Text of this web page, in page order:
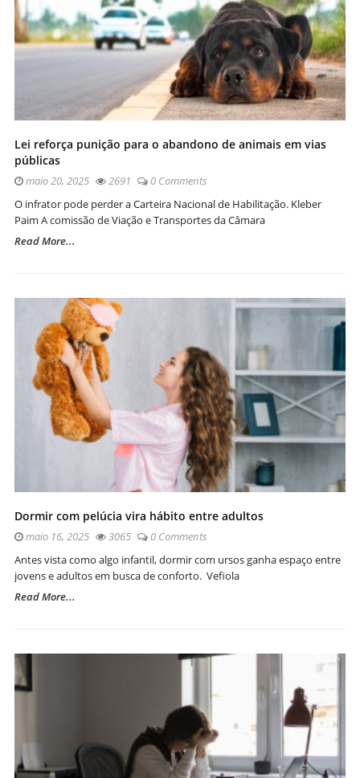
Lei reforça punição para o abandono de animais em vias
públicas
maio 20, 2025 2691
0 Comments
O infrator pode perder a Carteira Nacional de Habilitação. Kleber
Paim A comissão de Viação e Transportes da Câmara
Read More...
Dormir com pelúcia vira hábito entre adultos
maio 16, 2025 3065
0 Comments
Antes vista como algo infantil, dormir com ursos ganha espaço entre
jovens e adultos em busca de conforto. Vefiola
Read More...